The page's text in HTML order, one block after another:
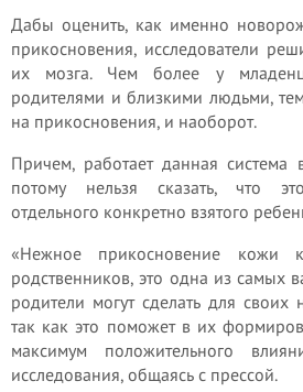
Дабы оценить, как именно
прикосновения, исследователи
их мозга. Чем более у
родителями и близкими людьми,
на прикосновения, и наоборот.
Причем, работает данная
потому нельзя сказать, что
отдельного конкретно взятого
«Нежное прикосновение
родственников, это одна из самых
родители могут сделать для
так как это поможет в их
максимум положительного
исследования, общаясь с прессой.